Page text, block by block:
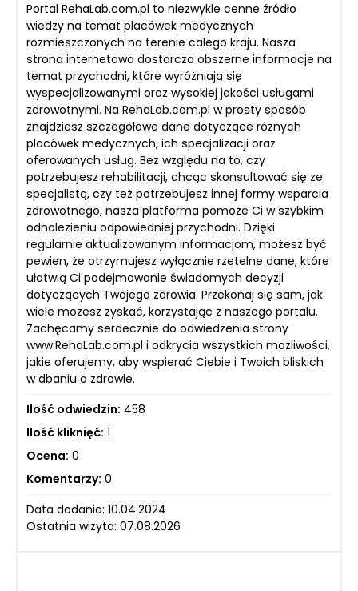
Portal RehaLab.com.pl to niezwykle cenne źródło
wiedzy na temat placówek medycznych
rozmieszczonych na terenie całego kraju. Nasza
strona internetowa dostarcza obszerne informacje na
temat przychodni, które wyróżniają się
wyspecjalizowanymi oraz wysokiej jakości usługami
zdrowotnymi. Na RehaLab.com.pl w prosty sposób
znajdziesz szczegółowe dane dotyczące różnych
placówek medycznych, ich specjalizacji oraz
oferowanych usług. Bez względu na to, czy
potrzebujesz rehabilitacji, chcąc skonsultować się ze
specjalistą, czy też potrzebujesz innej formy wsparcia
zdrowotnego, nasza platforma pomoże Ci w szybkim
odnalezieniu odpowiedniej przychodni. Dzięki
regularnie aktualizowanym informacjom, możesz być
pewien, że otrzymujesz wyłącznie rzetelne dane, które
ułatwią Ci podejmowanie świadomych decyzji
dotyczących Twojego zdrowia. Przekonaj się sam, jak
wiele możesz zyskać, korzystając z naszego portalu.
Zachęcamy serdecznie do odwiedzenia strony
www.RehaLab.com.pl i odkrycia wszystkich możliwości,
jakie oferujemy, aby wspierać Ciebie i Twoich bliskich
w dbaniu o zdrowie.
Ilość odwiedzin: 458
Ilość kliknięć: 1
Ocena: 0
Komentarzy: 0
Data dodania: 10.04.2024
Ostatnia wizyta: 07.08.2026